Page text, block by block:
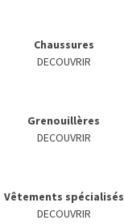
Chaussures
DECOUVRIR
Grenouillères
DECOUVRIR
Vêtements spécialisés
DECOUVRIR